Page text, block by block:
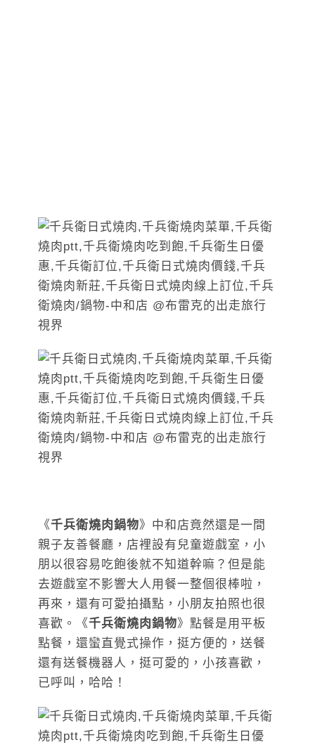
《千兵衛燒肉鍋物》中和店竟然還是一間
親子友善餐廳，店裡設有兒童遊戲室，小
朋以很容易吃飽後就不知道幹嘛？但是能
去遊戲室不影響大人用餐一整個很棒啦，
再來，還有可愛拍攝點，小朋友拍照也很
喜歡。《千兵衛燒肉鍋物》點餐是用平板
點餐，還蠻直覺式操作，挺方便的，送餐
還有送餐機器人，挺可愛的，小孩喜歡，
已呼叫，哈哈！